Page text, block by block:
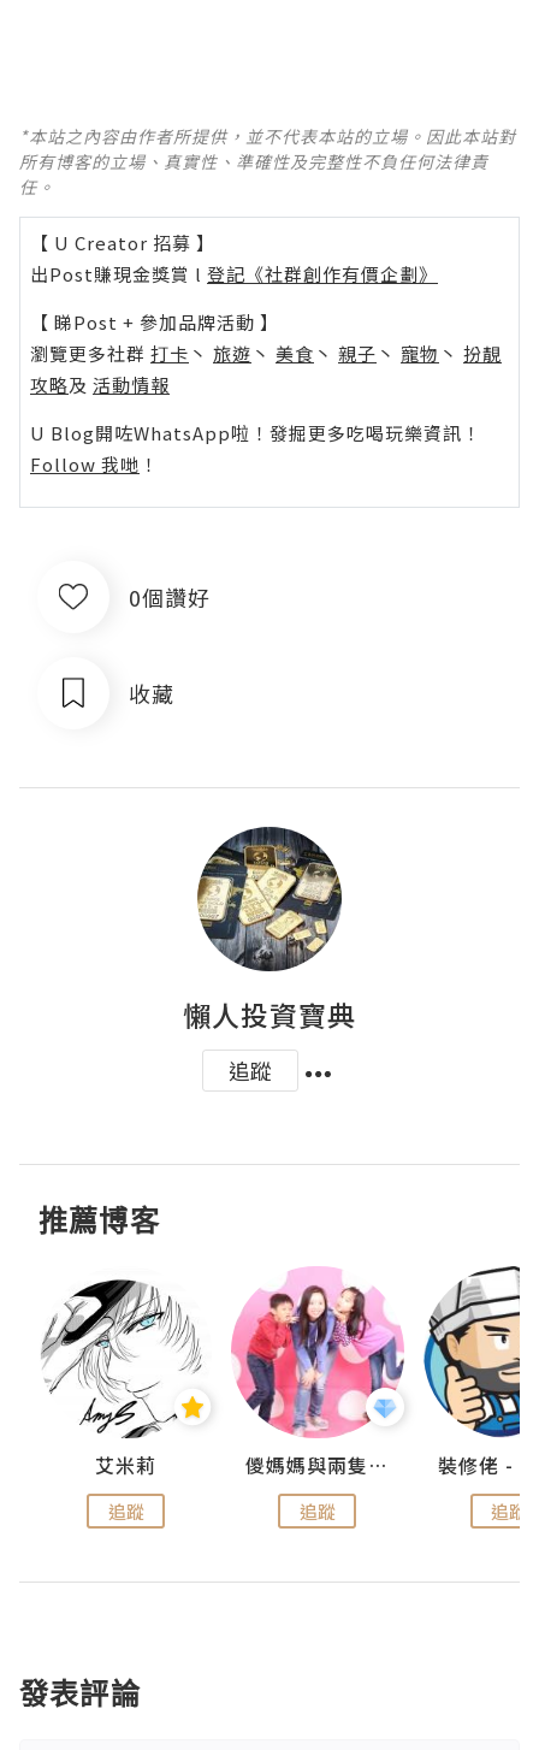
*本站之內容由作者所提供，並不代表本站的立場。因此本站對
所有博客的立場、真實性、準確性及完整性不負任何法律責
任。
【 U Creator 招募 】
出Post賺現金獎賞 l 登記《社群創作有價企劃》
【 睇Post + 參加品牌活動 】
瀏覽更多社群 打卡 丶 旅遊 丶 美食 丶 親子 丶 寵物 丶 扮靚
攻略及 活動情報
U Blog開咗WhatsApp啦！發掘更多吃喝玩樂資訊！
Follow 我哋 ！
0個讚好
收藏
懶人投資寶典
追蹤
推薦博客
艾米莉
追蹤
儍媽媽與兩隻小魔怪之家
追蹤 追蹤
發表評論